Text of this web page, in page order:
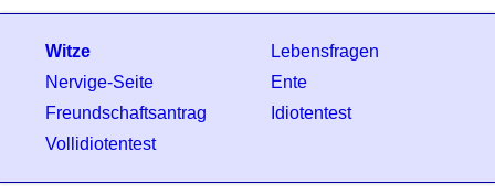
Witze
Lebensfragen
Nervige-Seite
Ente
Freundschaftsantrag
Idiotentest
Vollidiotentest